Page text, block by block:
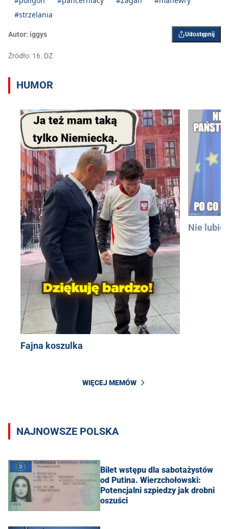
#strzelania
Autor: iggys Udostępnij
Źródło: 16. DZ
HUMOR
Fajna koszulka
Nie lubię
WIĘCEJ MEMÓW
NAJNOWSZE POLSKA
Bilet wstępu dla sabotażystów
od Putina. Wierzchołowski:
Potencjalni szpiedzy jak drobni
oszuści